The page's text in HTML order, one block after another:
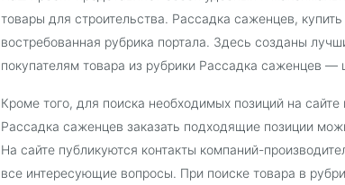
товары для строительства. Рассадка саженцев,
востребованная рубрика портала. Здесь созданы
покупателям товара из рубрики Рассадка саженцев
Кроме того, для поиска необходимых позиций на
Рассадка саженцев заказать подходящие позиции
На сайте публикуются контакты компаний-
все интересующие вопросы. При поиске товара в